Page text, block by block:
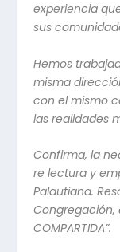
experiencia
sus
Hemos
misma
con el mismo
las realidades
Confirma, la
re lectura y
Palautiana.
Congregación,
COMPARTIDA”.